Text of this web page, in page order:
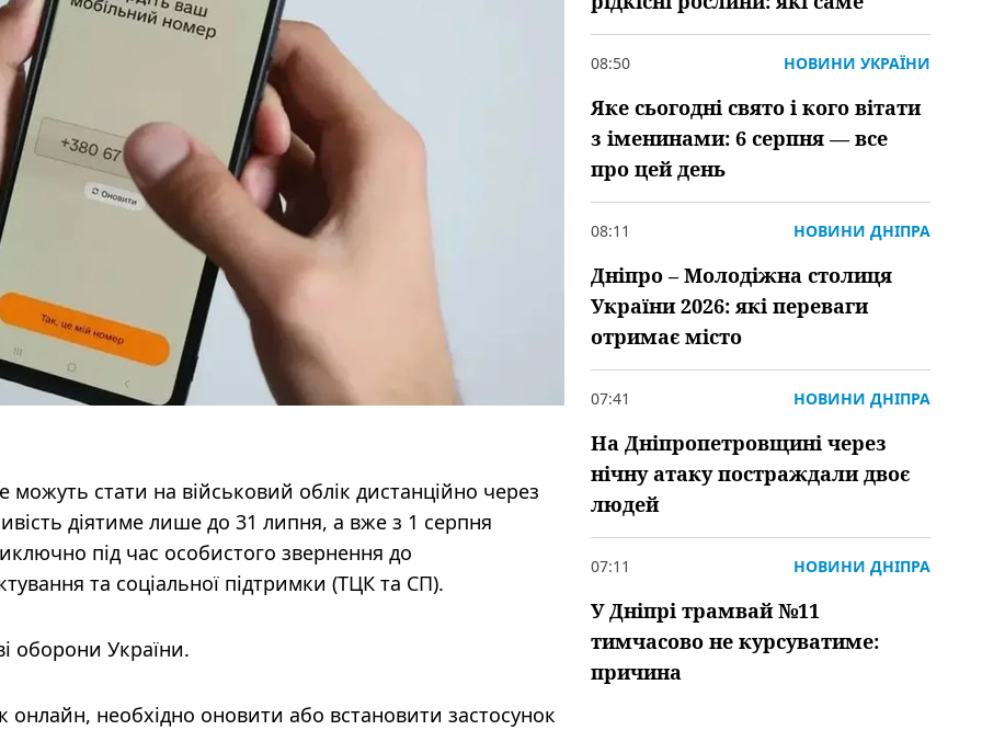
стати на військовий облік дистанційно через
діятиме лише до 31 липня, а вже з 1 серпня
під час особистого звернення до
та соціальної підтримки (ТЦК та СП).
оборони України.
необхідно оновити або встановити застосунок
08:50 НОВИНИ УКРАЇНИ
Яке сьогодні свято і кого вітати
з іменинами: 6 серпня — все
про цей день
08:11 НОВИНИ ДНІПРА
Дніпро – Молодіжна столиця
України 2026: які переваги
отримає місто
07:41 НОВИНИ ДНІПРА
На Дніпропетровщині через
нічну атаку постраждали двоє
людей
07:11 НОВИНИ ДНІПРА
У Дніпрі трамвай №11
тимчасово не курсуватиме:
причина